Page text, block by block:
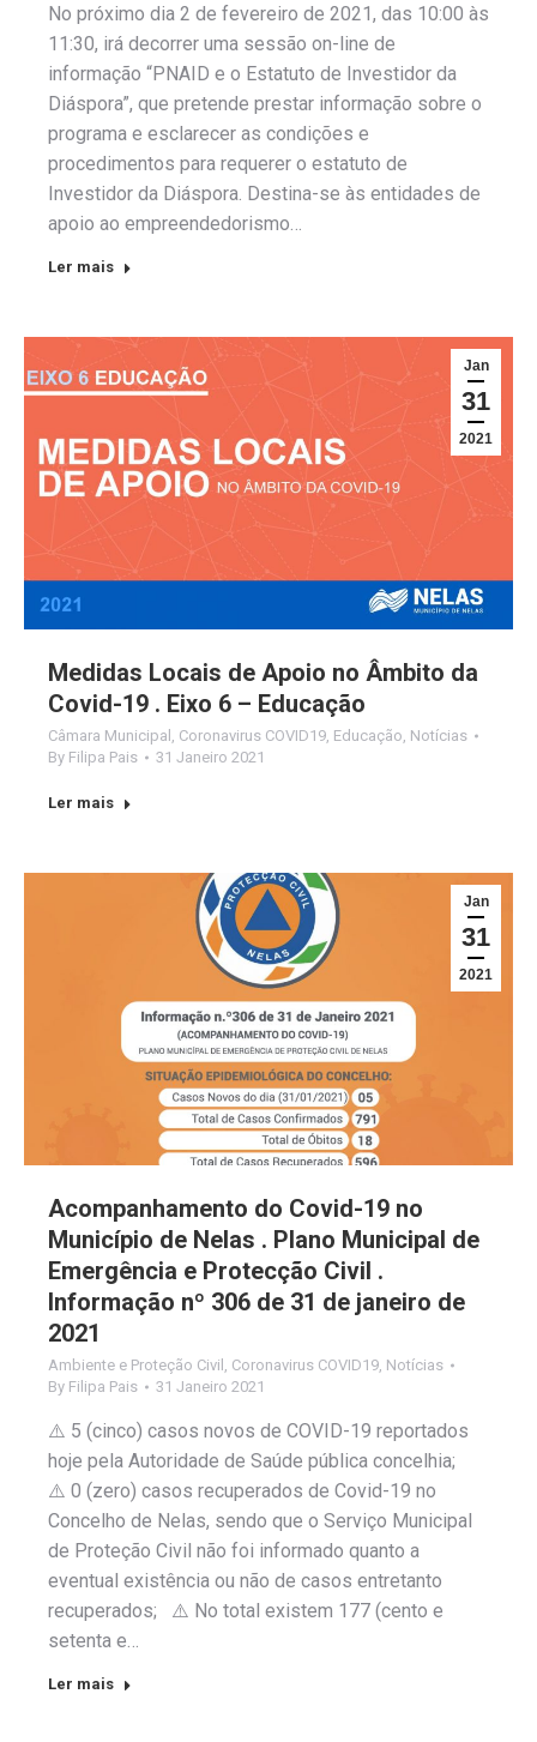
No próximo dia 2 de fevereiro de 2021, das 10:00 às
11:30, irá decorrer uma sessão on-line de
informação “PNAID e o Estatuto de Investidor da
Diáspora”, que pretende prestar informação sobre o
programa e esclarecer as condições e
procedimentos para requerer o estatuto de
Investidor da Diáspora. Destina-se às entidades de
apoio ao empreendedorismo…
Ler mais
Jan
31
2021
Medidas Locais de Apoio no Âmbito da
Covid-19 . Eixo 6 – Educação
Câmara Municipal , Coronavirus COVID19, Educação, Notícias
By Filipa Pais 31 Janeiro 2021
Ler mais
Jan
31
2021
Acompanhamento do Covid-19 no
Município de Nelas . Plano Municipal de
Emergência e Protecção Civil .
Informação nº 306 de 31 de janeiro de
2021
Ambiente e Proteção Civil , Coronavirus COVID19, Notícias
By Filipa Pais 31 Janeiro 2021
⚠️ 5 (cinco) casos novos de COVID-19 reportados
hoje pela Autoridade de Saúde pública concelhia;
⚠️ 0 (zero) casos recuperados de Covid-19 no
Concelho de Nelas, sendo que o Serviço Municipal
de Proteção Civil não foi informado quanto a
eventual existência ou não de casos entretanto
recuperados; ⚠️ No total existem 177 (cento e
setenta e…
Ler mais